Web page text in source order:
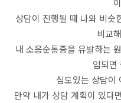
상담이 진행될 때 나와 비슷
비교
내 소음순통증을 유발하는
입되면
심도있는 상담이
만약 내가 상담 계획이 있다